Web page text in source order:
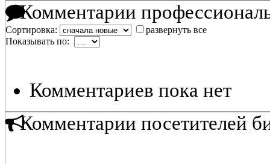
Комментарии
Сортировка:
развернуть все
Показывать по:
Комментариев пока нет
Комментарии посетителей